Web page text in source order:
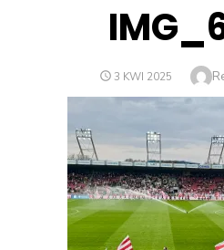
POSTED
3 KWI 2025